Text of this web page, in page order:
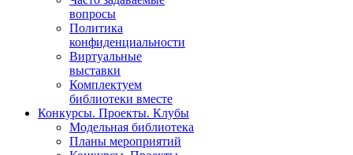
вопросы
Политика
конфиденциальности
Виртуальные
выставки
Комплектуем
библиотеки вместе
Конкурсы. Проекты. Клубы
Модельная библиотека
Планы мероприятий